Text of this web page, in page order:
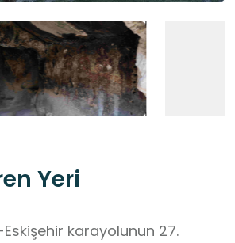
Yeri
karayolunun 27.